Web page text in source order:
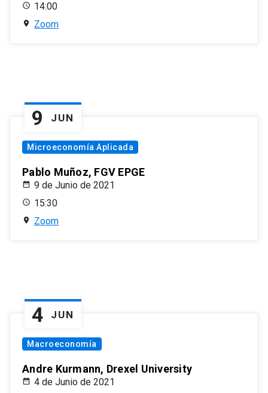
14:00
Zoom
9 JUN
Microeconomía Aplicada
Pablo Muñoz, FGV EPGE
9 de Junio de 2021
15:30
Zoom
4 JUN
Macroeconomía
Andre Kurmann, Drexel University
4 de Junio de 2021